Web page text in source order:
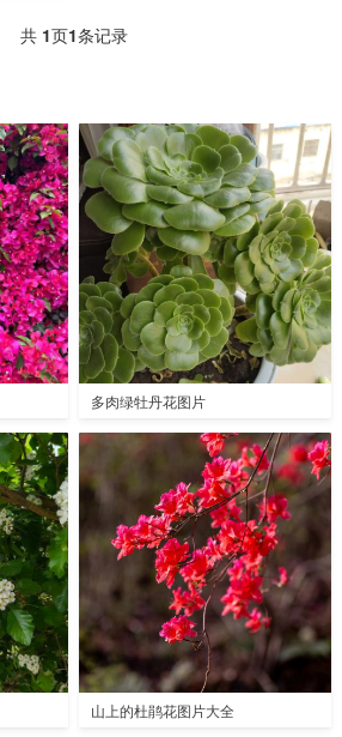
共 1页1条记录
多肉绿牡丹花图片
山上的杜鹃花图片大全